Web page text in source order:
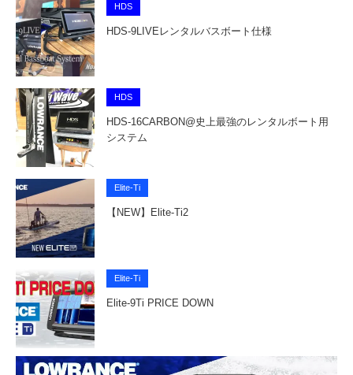
HDS
HDS-9LIVEレンタルバスボート仕様
HDS
HDS-16CARBON@史上最強のレンタルボート用
システム
Elite-Ti
【NEW】Elite-Ti2
Elite-Ti
Elite-9Ti PRICE DOWN